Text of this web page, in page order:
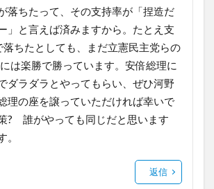
落ちたって、その支持率が「捏造だ
」と言えば済みますから。たとえ支
ちたとしても、まだ立憲民主党らの
は楽勝で勝っています。安倍総理に
ダラダラとやってもらい、ぜひ河野
理の座を譲っていただければ幸いで
? 誰がやっても同じだと思います
。
返信